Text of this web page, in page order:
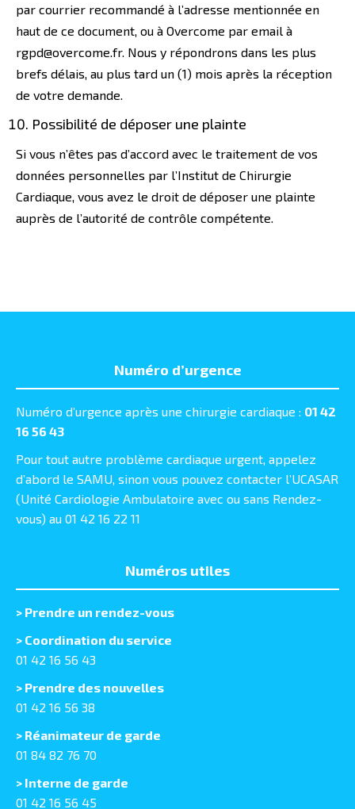
par courrier recommandé à l’adresse mentionnée en
haut de ce document, ou à Overcome par email à
rgpd@overcome.fr. Nous y répondrons dans les plus
brefs délais, au plus tard un (1) mois après la réception
de votre demande.
Possibilité de déposer une plainte
Si vous n’êtes pas d’accord avec le traitement de vos
données personnelles par l’Institut de Chirurgie
Cardiaque, vous avez le droit de déposer une plainte
auprès de l’autorité de contrôle compétente.
Numéro d’urgence
Numéro d’urgence après une chirurgie cardiaque : 01 42
16 56 43
Pour tout autre problème cardiaque urgent, appelez
d’abord le SAMU, sinon vous pouvez contacter l’UCASAR
(Unité Cardiologie Ambulatoire avec ou sans Rendez-
vous) au 01 42 16 22 11
Numéros utiles
> Prendre un rendez-vous
> Coordination du service
01 42 16 56 43
> Prendre des nouvelles
01 42 16 56 38
> Réanimateur de garde
01 84 82 76 70
> Interne de garde
01 42 16 56 45